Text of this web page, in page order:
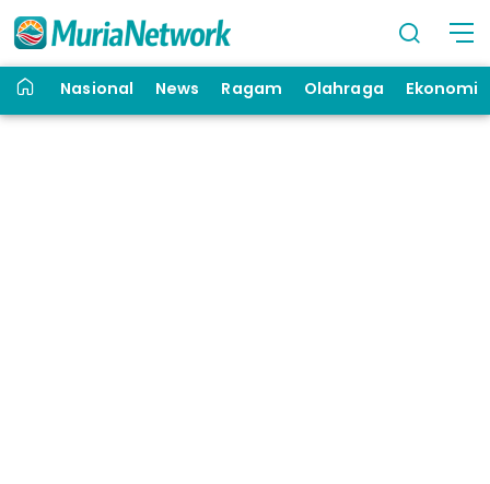
Nasional News Ragam Olahraga Ekonomi